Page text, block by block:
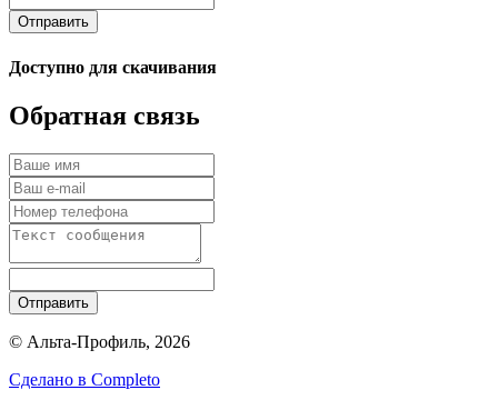
Отправить
Доступно для скачивания
Обратная связь
Отправить
© Альта-Профиль, 2026
Сделано в Completo